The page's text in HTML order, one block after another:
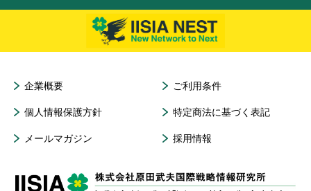
企業概要 ご利用条件
個人情報保護方針 特定商法に基づく表記
メールマガジン 採用情報